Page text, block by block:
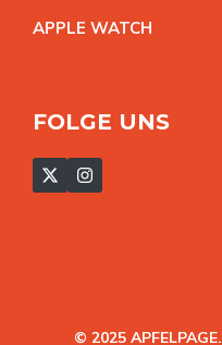
APPLE WATCH
FOLGE UNS
© 2025